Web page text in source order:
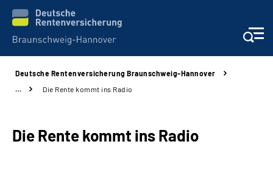
Deutsche Rentenversicherung Braunschweig-Hannover
…
Die Rente kommt ins Radio
Die Rente kommt ins Radio